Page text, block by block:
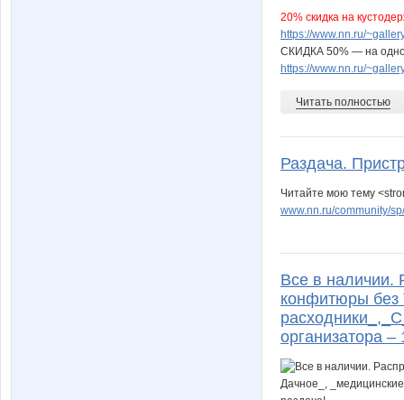
20% скидка на
https://www.nn.ru/
СКИДКА 50% — на
https://www.nn.ru/
Читать полностью
Раздача.
Читайте мою тему
www.nn.ru/community/
Все в наличии.
конфитюры без
организатора –